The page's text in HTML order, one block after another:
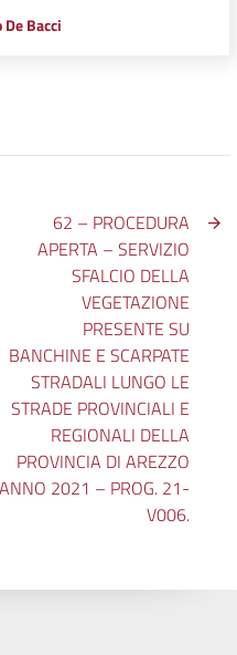
Bacci
62 – PROCEDURA
APERTA – SERVIZIO
SFALCIO DELLA
VEGETAZIONE
PRESENTE SU
BANCHINE E SCARPATE
STRADALI LUNGO LE
STRADE PROVINCIALI E
REGIONALI DELLA
PROVINCIA DI AREZZO
ANNO 2021 – PROG. 21-
V006.